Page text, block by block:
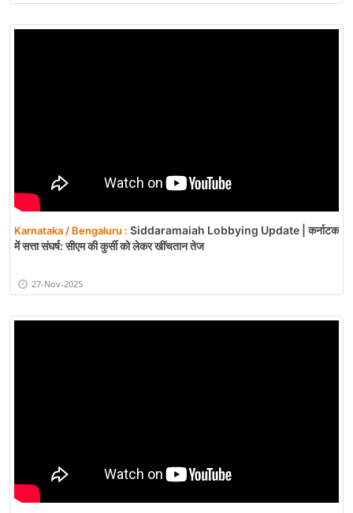
Karnataka / Bengaluru : Siddaramaiah Lobbying Update | कर्नाटक
में सत्ता संघर्ष: सीएम की कुर्सी को लेकर खींचतान तेज
27-Nov-2025